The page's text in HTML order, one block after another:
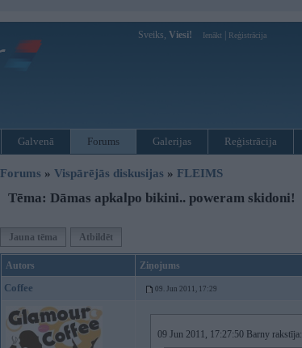
Sveiks, Viesi! Ienākt Reģistrācija
Galvenā Forums Galerijas Reģistrācija
Forums » Vispārējās diskusijas » FLEIMS
Tēma: Dāmas apkalpo bikini.. poweram skidoni!
Jauna tēma Atbildēt
Autors Ziņojums
Coffee 09. Jun 2011, 17:29
09 Jun 2011, 17:27:50 Barny rakstīja: